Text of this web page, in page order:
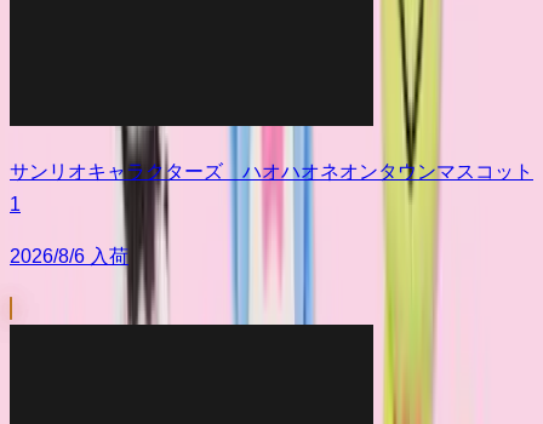
サンリオキャラクターズ ハオハオネオンタウンマスコット
1
2026/8/6 入荷